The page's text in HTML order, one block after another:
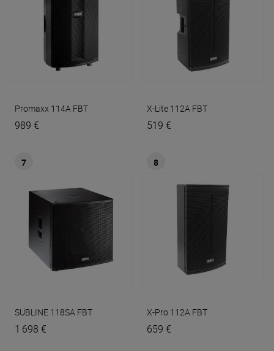
Promaxx 114A FBT
989 €
X-Lite 112A FBT
519 €
7
SUBLINE 118SA FBT
1 698 €
8
X-Pro 112A FBT
659 €